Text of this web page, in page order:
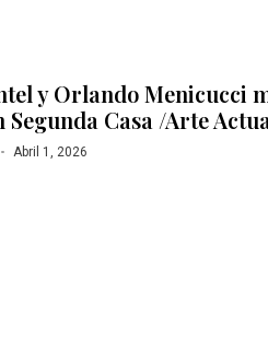
y Orlando Menicucci
Segunda Casa /Arte
Abril 1, 2026